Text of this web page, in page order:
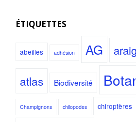
ÉTIQUETTES
abeilles adhésion AG
atlas Biodiversité
Champignons chilopodes chiroptères